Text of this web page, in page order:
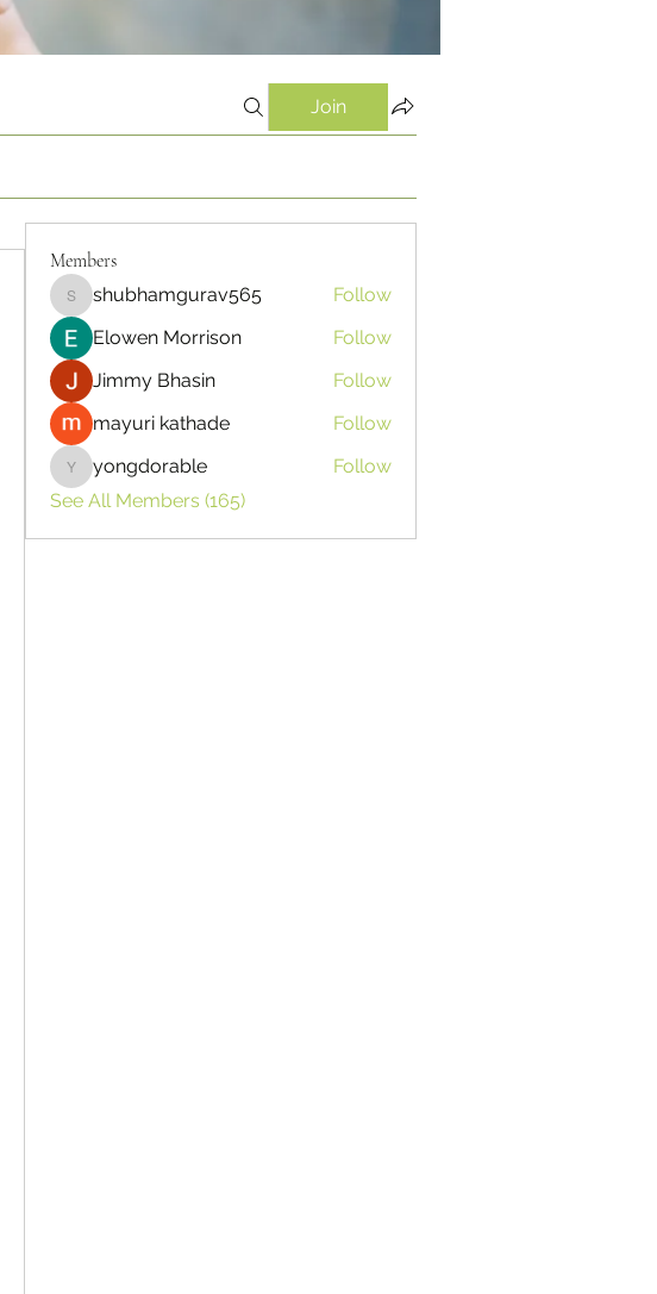
Join
Members
shubhamgurav565
shubhamgurav565
Follow
Elowen Morrison
Follow
Jimmy Bhasin
Follow
mayuri kathade
Follow
yongdorable
yongdorable
Follow
See All Members (165)